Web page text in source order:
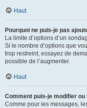
Haut
Pourquoi ne puis-je pas
La limite d’options d’un
Si le nombre d’options que
trop restreint, essayez de
possible de l’augmenter.
Haut
Comment puis-je modifier
Comme pour les messages,